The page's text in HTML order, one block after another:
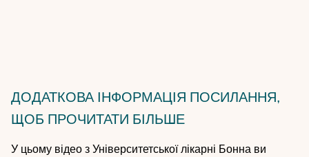
ДОДАТКОВА ІНФОРМАЦІЯ ПОСИЛАННЯ,
ЩОБ ПРОЧИТАТИ БІЛЬШЕ
У цьому відео з Університетської лікарні Бонна ви